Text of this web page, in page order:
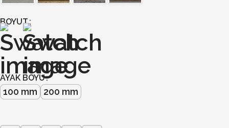
BOYUT
AYAK BOYU
100 mm 200 mm